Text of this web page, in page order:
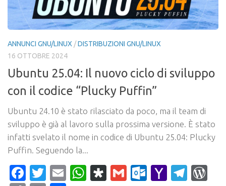
ANNUNCI GNU/LINUX /DISTRIBUZIONI GNU/LINUX
16 OTTOBRE 2024
Ubuntu 25.04: Il nuovo ciclo di sviluppo
con il codice “Plucky Puffin”
Ubuntu 24.10 è stato rilasciato da poco, ma il team di
sviluppo è già al lavoro sulla prossima versione. È stato
infatti svelato il nome in codice di Ubuntu 25.04: Plucky
Puffin. Seguendo la...
Facebook
Twitter
EmailWhatsApp
Diaspora
Gmail Yahoo